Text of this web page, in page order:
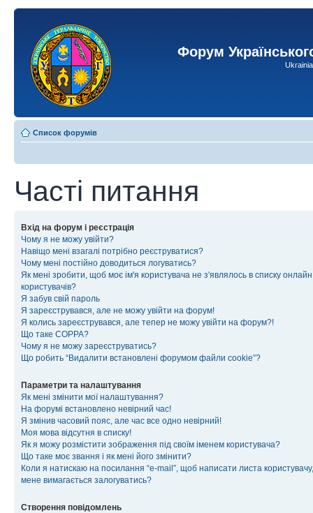
Форум
Список форумів
Часті питання
Вхід на форум і реєстрація
Чому я не можу увійти?
Навіщо мені взагалі потрібно реєструватися?
Чому мені постійно доводиться логуватись?
Як мені зробити, щоб моє ім'я користувача не з'являлось в списку онлайн
користувачів?
Я забув свій пароль
Я зареєструвався, але не можу увійти на форум!
Я колись зареєструвався, але тепер не можу увійти на форум?!
Що таке COPPA?
Чому я не можу зареєструватись?
Що робить “Видалити встановлені форумом файли cookie”?
Параметри та налаштування
Як мені змінити мої налаштування?
На форумі встановлено невірний час!
Я змінив часовий пояс, але час все одно невірний!
Моя мова відсутня в списку!
Як я можу розмістити зображення під своїм іменем користувача?
Що таке моє звання і як мені його змінити?
Коли я натискаю на посилання “e-mail”, щоб написати листа користувачу,
мене вимагається залогуватись?
Створення повідомлень